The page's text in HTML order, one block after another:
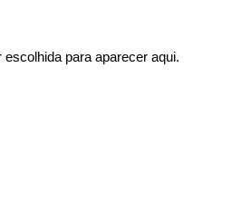
para aparecer aqui.